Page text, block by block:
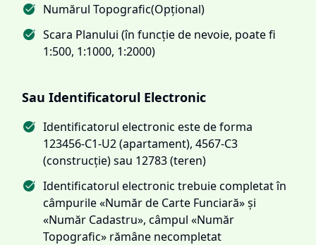
Numărul Topografic(Opțional)
Scara Planului (în funcție de nevoie, poate fi
1:500, 1:1000, 1:2000)
Sau Identificatorul Electronic
Identificatorul electronic este de forma
123456-C1-U2 (apartament), 4567-C3
(construcție) sau 12783 (teren)
Identificatorul electronic trebuie completat în
câmpurile «Număr de Carte Funciară» și
«Număr Cadastru», câmpul «Număr
Topografic» rămâne necompletat